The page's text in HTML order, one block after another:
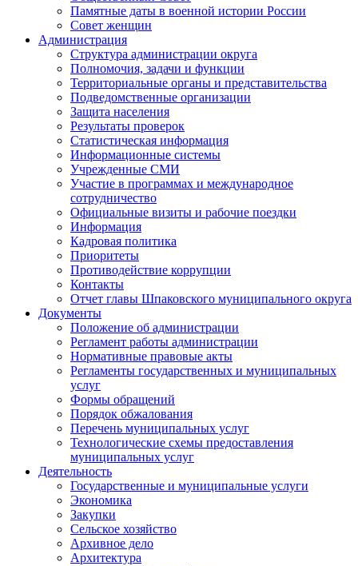
Памятные даты в военной истории России
Совет женщин
Администрация
Структура администрации округа
Полномочия, задачи и функции
Территориальные органы и представительства
Подведомственные организации
Защита населения
Результаты проверок
Статистическая информация
Информационные системы
Учрежденные СМИ
Участие в программах и международное
сотрудничество
Официальные визиты и рабочие поездки
Информация
Кадровая политика
Приоритеты
Противодействие коррупции
Контакты
Отчет главы Шпаковского муниципального округа
Документы
Положение об администрации
Регламент работы администрации
Нормативные правовые акты
Регламенты государственных и муниципальных
услуг
Формы обращений
Порядок обжалования
Перечень муниципальных услуг
Технологические схемы предоставления
муниципальных услуг
Деятельность
Государственные и муниципальные услуги
Экономика
Закупки
Сельское хозяйство
Архивное дело
Архитектура